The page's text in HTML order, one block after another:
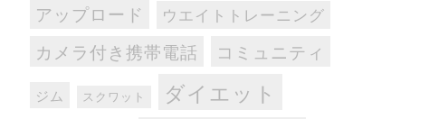
アップロード
ウエイトトレーニング
カメラ付き携帯電話 コミュニティ
ジム スクワット ダイエット